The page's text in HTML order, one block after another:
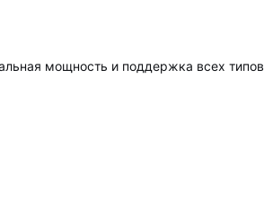
мощность и поддержка всех типов